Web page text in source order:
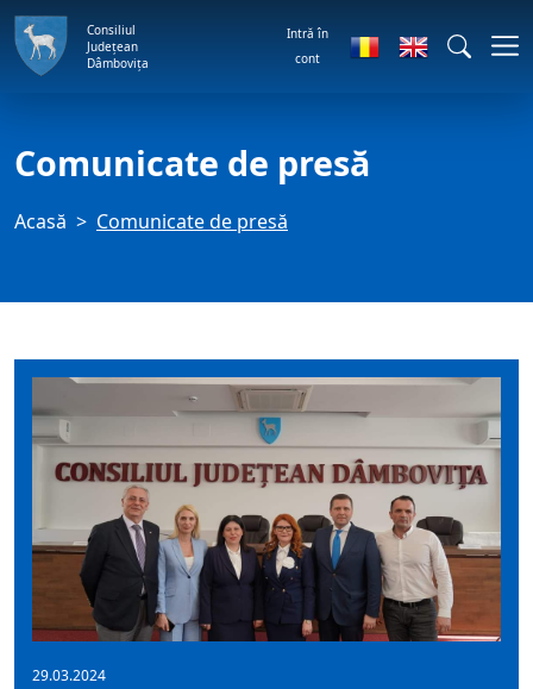
Consiliul
Județean
Dâmbovița
Intră în
cont
Comunicate de presă
Acasă Comunicate de presă
29.03.2024